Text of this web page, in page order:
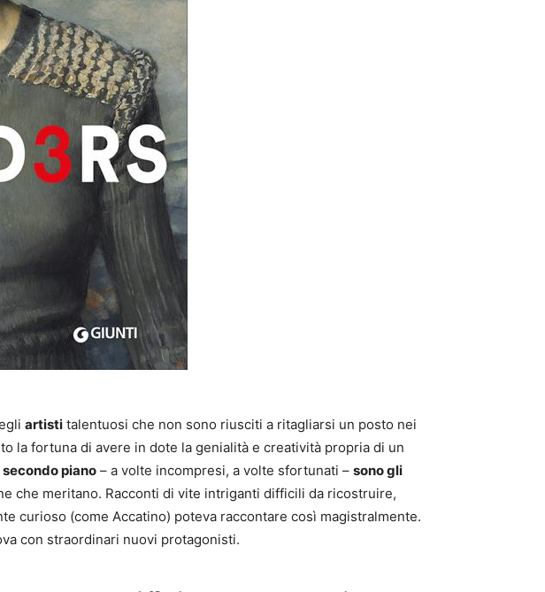
artisti talentuosi che non sono riusciti a ritagliarsi un posto nei
la fortuna di avere in dote la genialità e creatività propria di un
piano – a volte incompresi, a volte sfortunati – sono gli
che meritano. Racconti di vite intriganti difficili da ricostruire,
curioso (come Accatino) poteva raccontare così magistralmente.
con straordinari nuovi protagonisti.